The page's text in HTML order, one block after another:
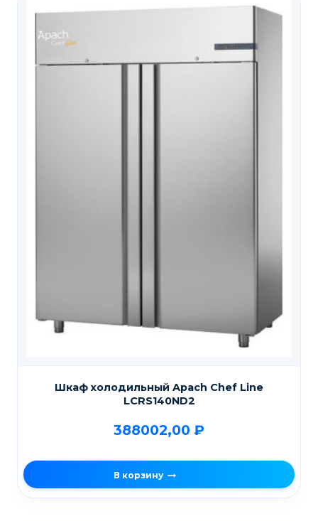
Шкаф холодильный Apach Chef Line
LCRS140ND2
388002,00 ₽
В корзину